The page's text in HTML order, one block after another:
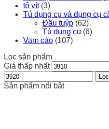
tô vít (3)
Tủ dụng cụ và dụng cụ
Đầu tuýp (62)
Tủ dụng cụ (6)
Vam cảo (107)
Lọc sản phẩm
Giá thấp nhất
Lọc
Sản phẩm nổi bật